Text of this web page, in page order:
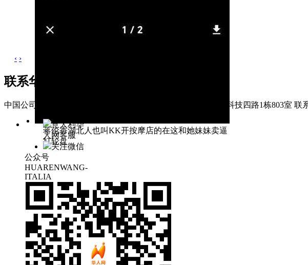
蒋伦香湖北人也叫KK开按摩店的在这和她妹妹卖逼
打轮盘
‹ ›
联系华人网
中国公司 Companies of China 联系地址: 广东省东莞市松山湖区科技四路1栋803室 联
意大利华
人网客服
关注微信
公众号
HUARENWANG-
ITALIA